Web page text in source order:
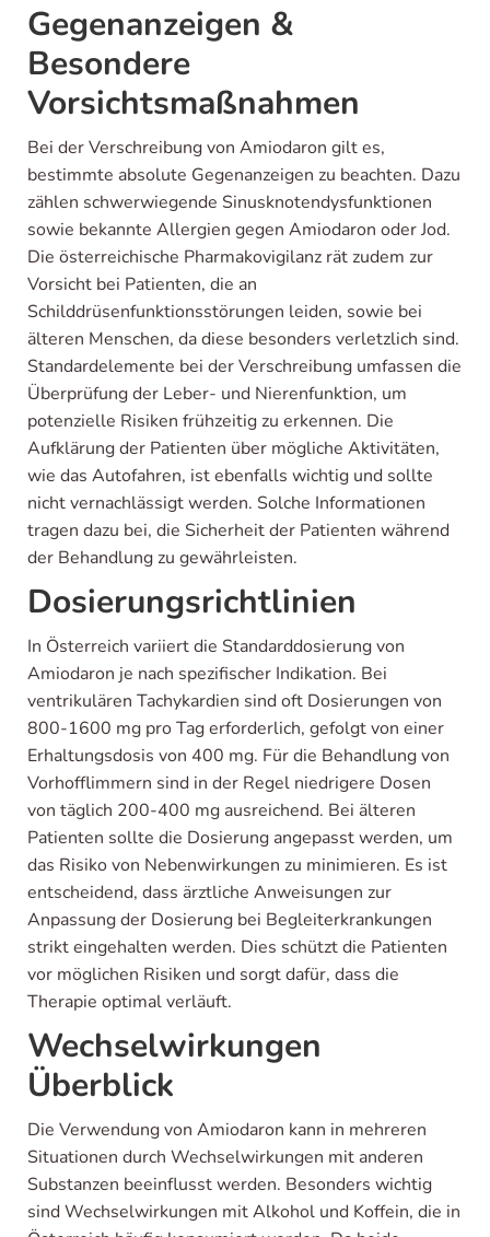
Gegenanzeigen &
Besondere
Vorsichtsmaßnahmen
Bei der Verschreibung von Amiodaron gilt es,
bestimmte absolute Gegenanzeigen zu beachten. Dazu
zählen schwerwiegende Sinusknotendysfunktionen
sowie bekannte Allergien gegen Amiodaron oder Jod.
Die österreichische Pharmakovigilanz rät zudem zur
Vorsicht bei Patienten, die an
Schilddrüsenfunktionsstörungen leiden, sowie bei
älteren Menschen, da diese besonders verletzlich sind.
Standardelemente bei der Verschreibung umfassen die
Überprüfung der Leber- und Nierenfunktion, um
potenzielle Risiken frühzeitig zu erkennen. Die
Aufklärung der Patienten über mögliche Aktivitäten,
wie das Autofahren, ist ebenfalls wichtig und sollte
nicht vernachlässigt werden. Solche Informationen
tragen dazu bei, die Sicherheit der Patienten während
der Behandlung zu gewährleisten.
Dosierungsrichtlinien
In Österreich variiert die Standarddosierung von
Amiodaron je nach spezifischer Indikation. Bei
ventrikulären Tachykardien sind oft Dosierungen von
800-1600 mg pro Tag erforderlich, gefolgt von einer
Erhaltungsdosis von 400 mg. Für die Behandlung von
Vorhofflimmern sind in der Regel niedrigere Dosen
von täglich 200-400 mg ausreichend. Bei älteren
Patienten sollte die Dosierung angepasst werden, um
das Risiko von Nebenwirkungen zu minimieren. Es ist
entscheidend, dass ärztliche Anweisungen zur
Anpassung der Dosierung bei Begleiterkrankungen
strikt eingehalten werden. Dies schützt die Patienten
vor möglichen Risiken und sorgt dafür, dass die
Therapie optimal verläuft.
Wechselwirkungen
Überblick
Die Verwendung von Amiodaron kann in mehreren
Situationen durch Wechselwirkungen mit anderen
Substanzen beeinflusst werden. Besonders wichtig
sind Wechselwirkungen mit Alkohol und Koffein, die in